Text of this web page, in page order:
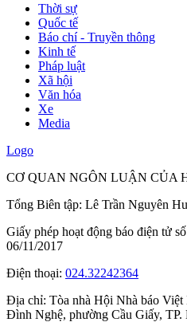
Thời sự
Quốc tế
Báo chí - Truyền thông
Kinh tế
Pháp luật
Xã hội
Văn hóa
Xe
Media
Logo
CƠ QUAN NGÔN LUẬN CỦA
Tổng Biên tập: Lê Trần Nguyên
Giấy phép hoạt động báo điện tử
06/11/2017
Điện thoại: 024.32242364
Địa chỉ: Tòa nhà Hội Nhà báo
Đình Nghệ, phường Cầu Giấy, TP.